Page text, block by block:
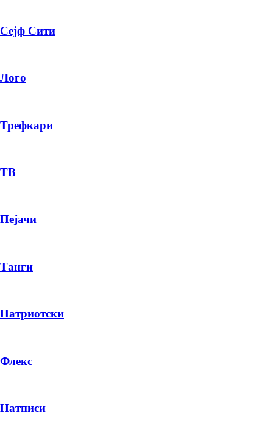
Сејф Сити
Лого
Трефкари
ТВ
Пејачи
Танги
Патриотски
Флекс
Натписи